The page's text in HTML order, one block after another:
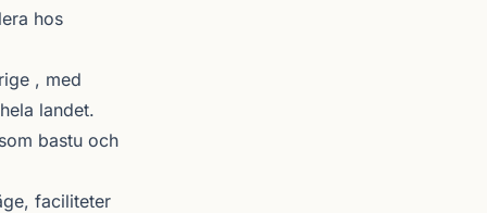
hos
, med
landet.
bastu och
faciliteter